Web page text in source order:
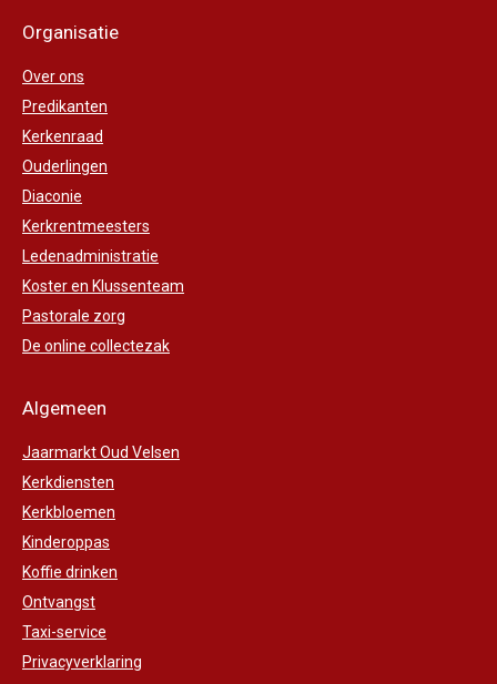
Organisatie
Over ons
Predikanten
Kerkenraad
Ouderlingen
Diaconie
Kerkrentmeesters
Ledenadministratie
Koster en Klussenteam
Pastorale zorg
De online collectezak
Algemeen
Jaarmarkt Oud Velsen
Kerkdiensten
Kerkbloemen
Kinderoppas
Koffie drinken
Ontvangst
Taxi-service
Privacyverklaring